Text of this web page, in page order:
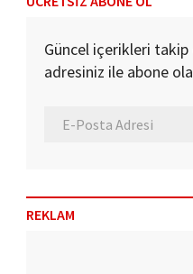
Güncel içerikleri
adresiniz ile abone
REKLAM